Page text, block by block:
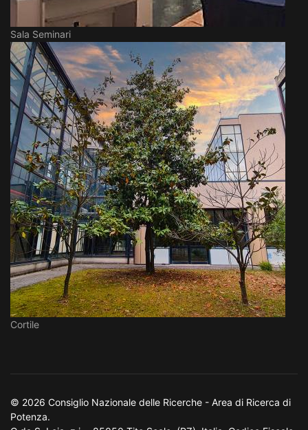
Sala Seminari
Cortile
© 2026 Consiglio Nazionale delle Ricerche - Area di Ricerca di
Potenza.